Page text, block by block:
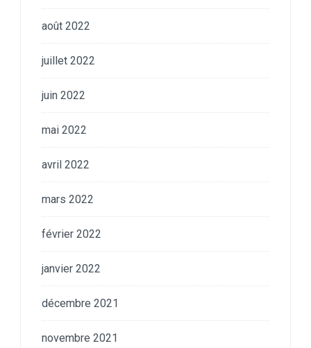
août 2022
juillet 2022
juin 2022
mai 2022
avril 2022
mars 2022
février 2022
janvier 2022
décembre 2021
novembre 2021